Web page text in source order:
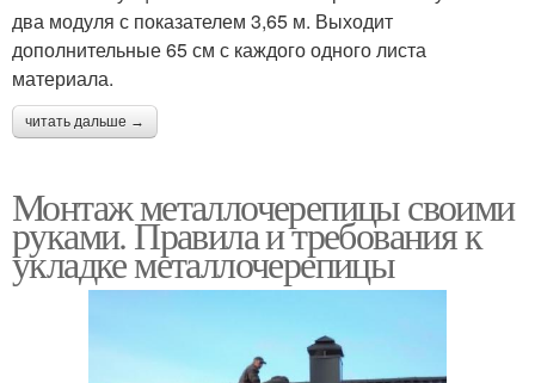
два модуля с показателем 3,65 м. Выходит
дополнительные 65 см с каждого одного листа
материала.
читать дальше →
Монтаж металлочерепицы своими
руками. Правила и требования к
укладке металлочерепицы